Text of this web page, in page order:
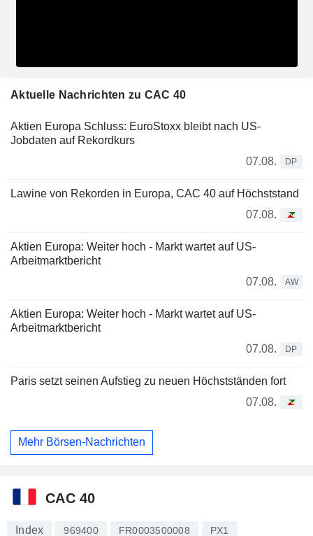
Aktuelle Nachrichten zu CAC 40
Aktien Europa Schluss: EuroStoxx bleibt nach US-
Jobdaten auf Rekordkurs
07.08.
DP
Lawine von Rekorden in Europa, CAC 40 auf Höchststand
07.08.
Aktien Europa: Weiter hoch - Markt wartet auf US-
Arbeitmarktbericht
07.08.
AW
Aktien Europa: Weiter hoch - Markt wartet auf US-
Arbeitmarktbericht
07.08.
DP
Paris setzt seinen Aufstieg zu neuen Höchstständen fort
07.08.
Mehr Börsen-Nachrichten
CAC 40
Index 969400 FR0003500008 PX1